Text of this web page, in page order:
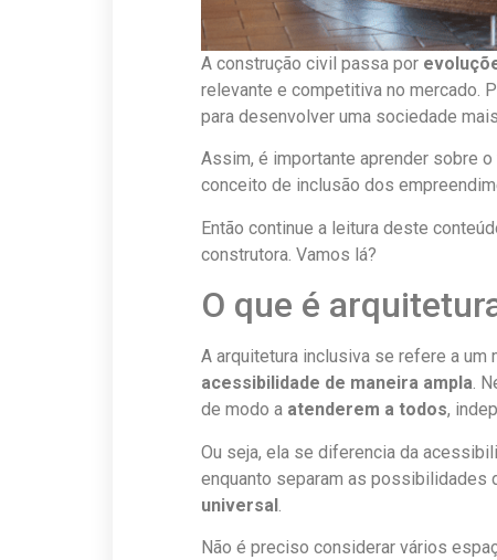
A construção civil passa por
relevante e competitiva no mercado.
para desenvolver uma sociedade
Assim, é importante aprender sobre
conceito de inclusão dos
Então continue a leitura deste
construtora. Vamos lá?
O que é
A arquitetura inclusiva se refere a um
acessibilidade de maneira ampla.
de modo a atenderem a todos,
Ou seja, ela se diferencia da
enquanto separam as possibilidades
universal
Não é preciso considerar vários